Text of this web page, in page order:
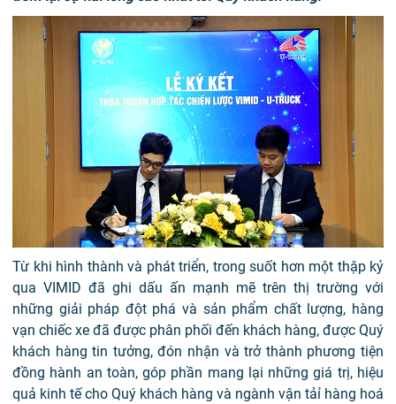
Từ khi hình thành và phát triển, trong suốt hơn một thập kỷ
qua VIMID đã ghi dấu ấn mạnh mẽ trên thị trường với
những giải pháp đột phá và sản phẩm chất lượng, hàng
vạn chiếc xe đã được phân phối đến khách hàng, được Quý
khách hàng tin tưởng, đón nhận và trở thành phương tiện
đồng hành an toàn, góp phần mang lại những giá trị, hiệu
quả kinh tế cho Quý khách hàng và ngành vận tảỉ hàng hoá